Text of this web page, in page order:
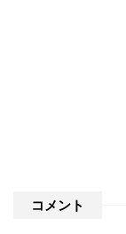
コメント